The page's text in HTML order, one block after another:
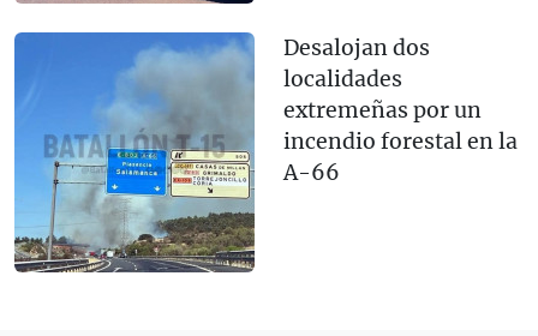
Desalojan dos
localidades
extremeñas por un
incendio forestal en la
A-66